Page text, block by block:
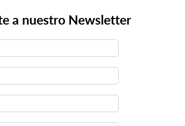
a nuestro Newsletter